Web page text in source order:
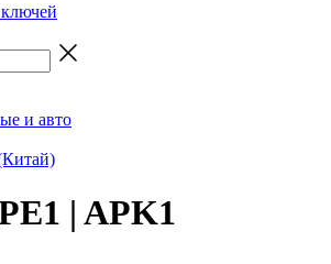
и авто
| APK1